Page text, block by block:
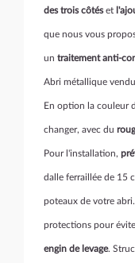
des trois côtéset
que nous vous
un traitement anti-
Abri métallique
En option la couleur
changer, avec du
Pour l'installation,
dalle ferraillée de 15
poteaux de votre abri.
protections pour
engin de levage.